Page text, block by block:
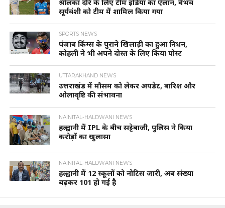
श्रीलंका दौरे के लिए टीम इंडिया का ऐलान, वैभव
सूर्यवंशी को टीम में शामिल किया गया
SPORTS NEWS
पंजाब किंग्स के पुराने खिलाड़ी का हुआ निधन,
कोहली ने भी अपने दोस्त के लिए किया पोस्ट
UTTARAKHAND NEWS
उत्तराखंड में मौसम को लेकर अपडेट, बारिश और
ओलावृष्टि की संभावना
NAINITAL-HALDWANI NEWS
हल्द्वानी में IPL के बीच सट्टेबाजी, पुलिस ने किया
करोड़ों का खुलासा
NAINITAL-HALDWANI NEWS
हल्द्वानी में 12 स्कूलों को नोटिस जारी, अब संख्या
बढ़कर 101 हो गई है